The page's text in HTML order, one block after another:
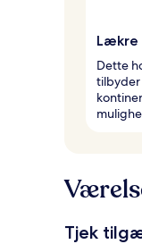
Lækre
Dette
tilbyder
Tjek